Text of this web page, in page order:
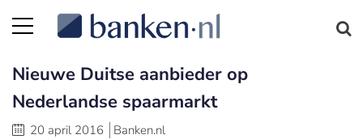
Nieuwe Duitse aanbieder op
Nederlandse spaarmarkt
20 april 2016 Banken.nl